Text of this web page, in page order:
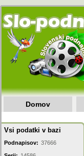
Domov
Vsi podatki v bazi
Podnapisov: 37666